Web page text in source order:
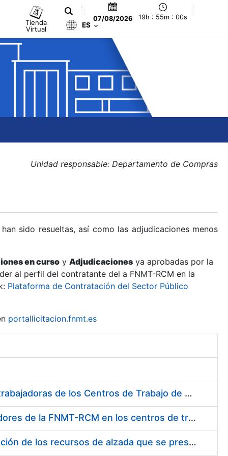
Tienda
Virtual
07/08/2026 19h : 55m : 00s
ES
Unidad responsable: Departamento de Compras
sido resueltas, así como las adjudicaciones menos
en curso y Adjudicaciones ya aprobadas por la
al perfil del contratante del a FNMT-RCM en la
Plataforma de Contratación del Sector Público
portallicitacion.fnmt.es
Suministro de Protectores Auditivos a medida para las personas trabajadoras de los Centros de Trabajo de Madrid y Burgos
Suministro de gafas graduadas antiproyecciones para los trabajadores de la FNMT-RCM en los centros de trabajo de Madrid y Burgos
Servicios de una empresa externa para el asesoramiento y resolución de los recursos de alzada que se presentan relacionados con procesos de selección para la FNMT-RCM